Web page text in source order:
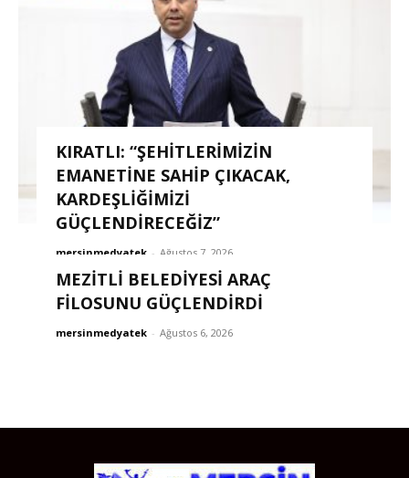
KIRATLI: “ŞEHITLERIMIZIN
EMANETINE SAHIP ÇIKACAK,
KARDEŞLIĞIMIZI
GÜÇLENDIRECEĞIZ”
mersinmedyatek - Ağustos 7, 2026
MEZİTLİ BELEDİYESİ ARAÇ
FİLOSUNU GÜÇLENDİRDİ
mersinmedyatek - Ağustos 6, 2026